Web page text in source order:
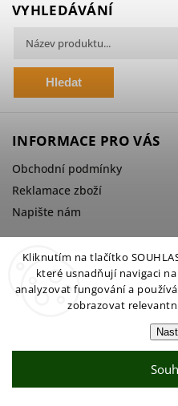
Kliknutím na tlačítko
které usnadňují navigaci
analyzovat fungování a
zobrazovat
VYHLEDÁVÁNÍ
Hledat
INFORMACE PRO VÁS
Obchodní podmínky
Reklamace zboží
Napište nám
KONTAKT
Petgo.cz